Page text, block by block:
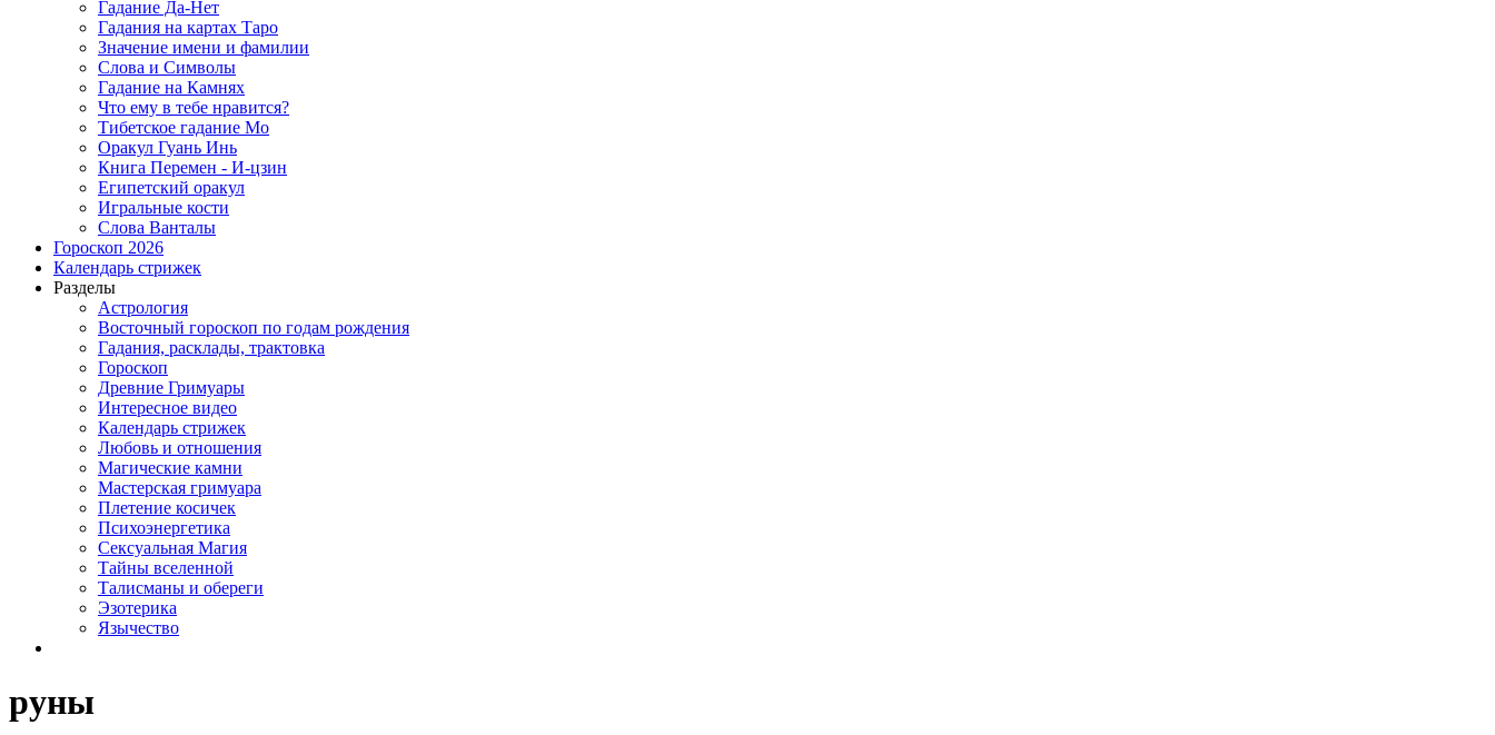
Гадание Да-Нет
Гадания на картах Таро
Значение имени и фамилии
Слова и Символы
Гадание на Камнях
Что ему в тебе нравится?
Тибетское гадание Мо
Оракул Гуань Инь
Книга Перемен - И-цзин
Египетский оракул
Игральные кости
Слова Ванталы
Гороскоп 2026
Календарь стрижек
Разделы
Астрология
Восточный гороскоп по годам рождения
Гадания, расклады, трактовка
Гороскоп
Древние Гримуары
Интересное видео
Календарь стрижек
Любовь и отношения
Магические камни
Мастерская гримуара
Плетение косичек
Психоэнергетика
Сексуальная Магия
Тайны вселенной
Талисманы и обереги
Эзотерика
Язычество
руны